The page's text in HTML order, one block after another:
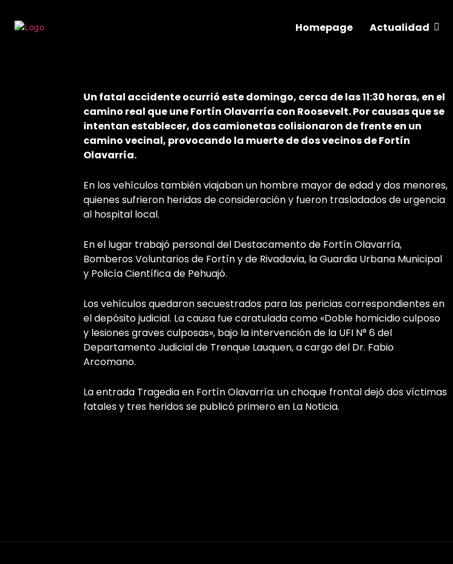
Homepage Actualidad
Un fatal accidente ocurrió este domingo, cerca de las 11:30 horas, en el
camino real que une Fortín Olavarría con Roosevelt. Por causas que se
intentan establecer, dos camionetas colisionaron de frente en un
camino vecinal, provocando la muerte de dos vecinos de Fortín
Olavarría.
En los vehículos también viajaban un hombre mayor de edad y dos menores,
quienes sufrieron heridas de consideración y fueron trasladados de urgencia
al hospital local.
En el lugar trabajó personal del Destacamento de Fortín Olavarría,
Bomberos Voluntarios de Fortín y de Rivadavia, la Guardia Urbana Municipal
y Policía Científica de Pehuajó.
Los vehículos quedaron secuestrados para las pericias correspondientes en
el depósito judicial. La causa fue caratulada como «Doble homicidio culposo
y lesiones graves culposas», bajo la intervención de la UFI N° 6 del
Departamento Judicial de Trenque Lauquen, a cargo del Dr. Fabio
Arcomano.
La entrada Tragedia en Fortín Olavarría: un choque frontal dejó dos víctimas
fatales y tres heridosse publicó primero en La Noticia.